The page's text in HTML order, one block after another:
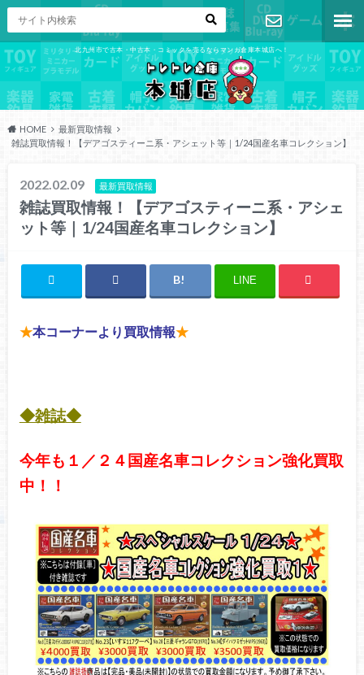
北九州市で古本・中古本・コミックを売るならマンガ倉庫本城店へ！
お問い合わ
せ
HOME
最新買取情報
雑誌買取情報！【デアゴスティーニ系・アシェット等｜1/24国産名車コレクション】
2022.02.09 最新買取情報
雑誌買取情報！【デアゴスティーニ系・アシェ
ット等｜1/24国産名車コレクション】
LINE
★本コーナーより買取情報★
◆雑誌◆
今年も１／２４国産名車コレクション強化買取
中！！